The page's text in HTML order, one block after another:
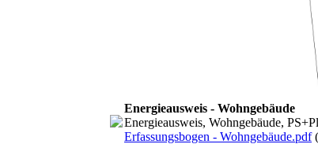
Energieausweis - Wohngebäude
Energieausweis, Wohngebäude,
Erfassungsbogen - Wohngebäude.pdf